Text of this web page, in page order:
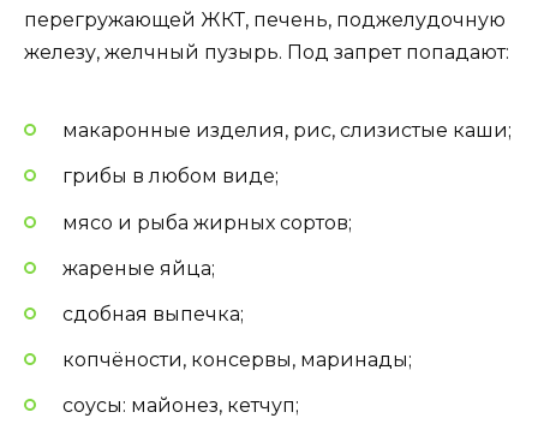
перегружающей ЖКТ, печень, поджелудочную
железу, желчный пузырь. Под запрет попадают:
макаронные изделия, рис, слизистые каши;
грибы в любом виде;
мясо и рыба жирных сортов;
жареные яйца;
сдобная выпечка;
копчёности, консервы, маринады;
соусы: майонез, кетчуп;